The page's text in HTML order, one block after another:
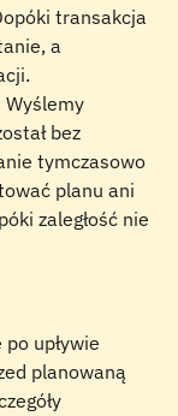
transakcja
a
Wyślemy
bez
tymczasowo
planu ani
zaległość nie
upływie
planowaną